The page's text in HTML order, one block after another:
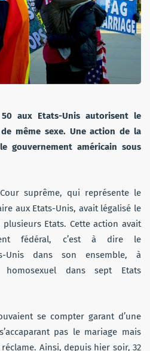
aux Etats-Unis autorisent le
même sexe. Une action de la
gouvernement américain sous
suprême, qui représente le
aux Etats-Unis, avait légalisé le
Etats. Cette action avait
fédéral, c’est à dire le
Unis dans son ensemble, à
dans sept Etats
se compter garant d’une
pas le mariage mais
Ainsi, depuis hier soir, 32